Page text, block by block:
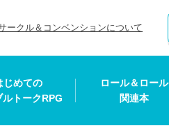
ークル＆コンベンションについて
じめての
ルトークRPG
ロール＆ロール
関連本